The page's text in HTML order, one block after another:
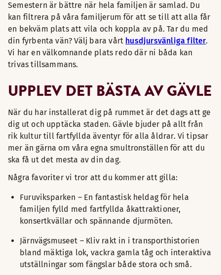
Semestern är bättre när hela familjen är samlad. Du
kan filtrera på våra familjerum för att se till att alla får
en bekväm plats att vila och koppla av på. Tar du med
din fyrbenta vän? Välj bara vårt husdjursvänliga filter.
Vi har en välkomnande plats redo där ni båda kan
trivas tillsammans.
UPPLEV DET BÄSTA AV GÄVLE
När du har installerat dig på rummet är det dags att ge
dig ut och upptäcka staden. Gävle bjuder på allt från
rik kultur till fartfyllda äventyr för alla åldrar. Vi tipsar
mer än gärna om våra egna smultronställen för att du
ska få ut det mesta av din dag.
Några favoriter vi tror att du kommer att gilla:
Furuviksparken – En fantastisk heldag för hela
familjen fylld med fartfyllda åkattraktioner,
konsertkvällar och spännande djurmöten.
Järnvägsmuseet – Kliv rakt in i transporthistorien
bland mäktiga lok, vackra gamla tåg och interaktiva
utställningar som fängslar både stora och små.